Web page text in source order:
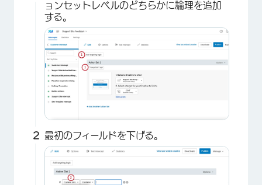
ョンセットレベルのどちらかに論理を追加
する。
最初のフィールドを下げる。